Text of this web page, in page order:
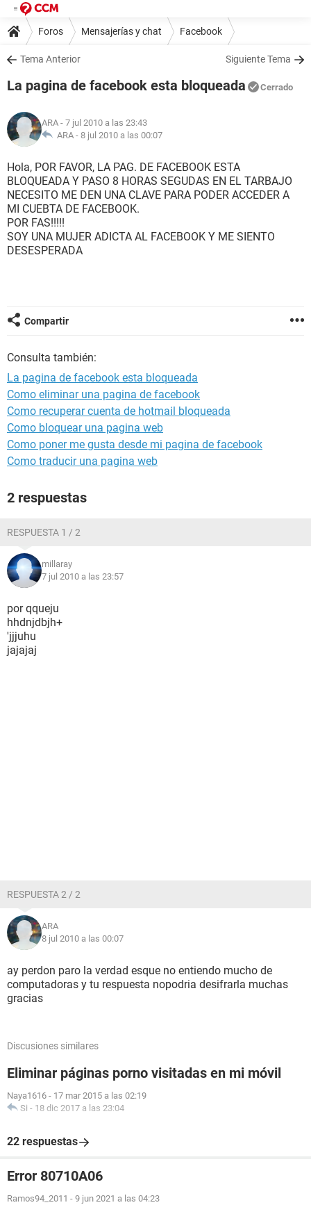
Foros Mensajerías y chat Facebook
Tema Anterior Siguiente Tema
La pagina de facebook esta bloqueada Cerrado
ARA - 7 jul 2010 a las 23:43
ARA - 8 jul 2010 a las 00:07
Hola, POR FAVOR, LA PAG. DE FACEBOOK ESTA
BLOQUEADA Y PASO 8 HORAS SEGUDAS EN EL TARBAJO
NECESITO ME DEN UNA CLAVE PARA PODER ACCEDER A
MI CUEBTA DE FACEBOOK.
POR FAS!!!!!
SOY UNA MUJER ADICTA AL FACEBOOK Y ME SIENTO
DESESPERADA
Compartir
Consulta también:
La pagina de facebook esta bloqueada
Como eliminar una pagina de facebook
Como recuperar cuenta de hotmail bloqueada
Como bloquear una pagina web
Como poner me gusta desde mi pagina de facebook
Como traducir una pagina web
2 respuestas
RESPUESTA 1 / 2
millaray
7 jul 2010 a las 23:57
por qqueju
hhdnjdbjh+
'jjjuhu
jajajaj
RESPUESTA 2 / 2
ARA
8 jul 2010 a las 00:07
ay perdon paro la verdad esque no entiendo mucho de
computadoras y tu respuesta nopodria desifrarla muchas
gracias
Discusiones similares
Eliminar páginas porno visitadas en mi móvil
Naya1616 - 17 mar 2015 a las 02:19
Si - 18 dic 2017 a las 23:04
22 respuestas
Error 80710A06
Ramos94_2011 - 9 jun 2021 a las 04:23